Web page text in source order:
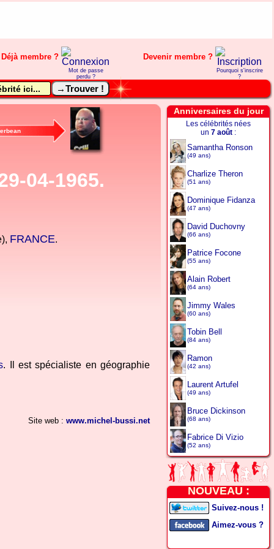
Déjà membre ?
Mot de passe
perdu ?
Devenir membre ?
Pourquoi s'inscrire
?
04-1965.
FRANCE.
. Il est spécialiste en géographie
Site web : www.michel-bussi.net
Anniversaires du jour
Les célébrités nées
un 7 août :
Samantha Ronson
(49 ans)
Charlize Theron
(51 ans)
Dominique Fidanza
(47 ans)
David Duchovny
(66 ans)
Patrice Focone
(55 ans)
Alain Robert
(64 ans)
Jimmy Wales
(60 ans)
Tobin Bell
(84 ans)
Ramon
(42 ans)
Laurent Artufel
(49 ans)
Bruce Dickinson
(68 ans)
Fabrice Di Vizio
(52 ans)
NOUVEAU :
Suivez-nous !
Aimez-vous ?